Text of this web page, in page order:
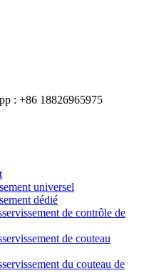
: +86 18826965975
universel
dédié
de contrôle de
de couteau
du couteau de